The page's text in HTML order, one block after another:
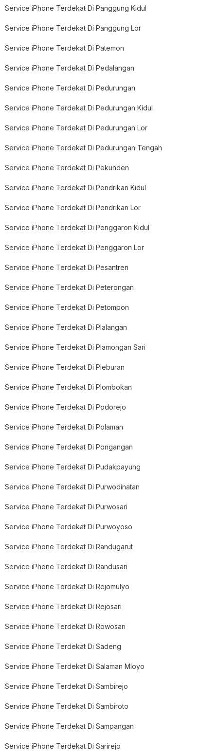
Service iPhone Terdekat Di Panggung Kidul
Service iPhone Terdekat Di Panggung Lor
Service iPhone Terdekat Di Patemon
Service iPhone Terdekat Di Pedalangan
Service iPhone Terdekat Di Pedurungan
Service iPhone Terdekat Di Pedurungan Kidul
Service iPhone Terdekat Di Pedurungan Lor
Service iPhone Terdekat Di Pedurungan Tengah
Service iPhone Terdekat Di Pekunden
Service iPhone Terdekat Di Pendrikan Kidul
Service iPhone Terdekat Di Pendrikan Lor
Service iPhone Terdekat Di Penggaron Kidul
Service iPhone Terdekat Di Penggaron Lor
Service iPhone Terdekat Di Pesantren
Service iPhone Terdekat Di Peterongan
Service iPhone Terdekat Di Petompon
Service iPhone Terdekat Di Plalangan
Service iPhone Terdekat Di Plamongan Sari
Service iPhone Terdekat Di Pleburan
Service iPhone Terdekat Di Plombokan
Service iPhone Terdekat Di Podorejo
Service iPhone Terdekat Di Polaman
Service iPhone Terdekat Di Pongangan
Service iPhone Terdekat Di Pudakpayung
Service iPhone Terdekat Di Purwodinatan
Service iPhone Terdekat Di Purwosari
Service iPhone Terdekat Di Purwoyoso
Service iPhone Terdekat Di Randugarut
Service iPhone Terdekat Di Randusari
Service iPhone Terdekat Di Rejomulyo
Service iPhone Terdekat Di Rejosari
Service iPhone Terdekat Di Rowosari
Service iPhone Terdekat Di Sadeng
Service iPhone Terdekat Di Salaman Mloyo
Service iPhone Terdekat Di Sambirejo
Service iPhone Terdekat Di Sambiroto
Service iPhone Terdekat Di Sampangan
Service iPhone Terdekat Di Sarirejo